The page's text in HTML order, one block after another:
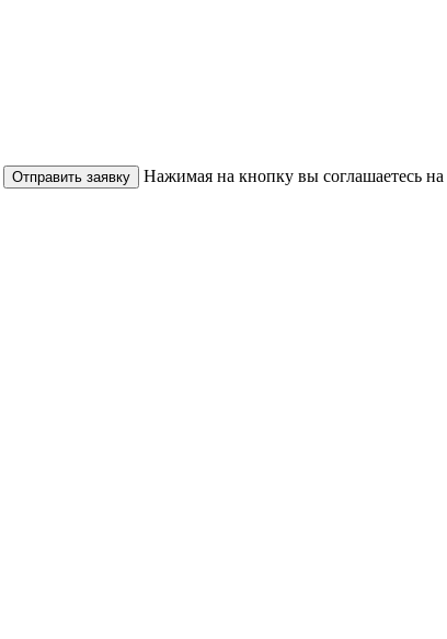
Отправить заявку Нажимая на кнопку вы соглашаетесь на